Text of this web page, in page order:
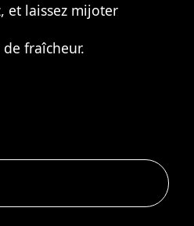
et laissez mijoter
fraîcheur.